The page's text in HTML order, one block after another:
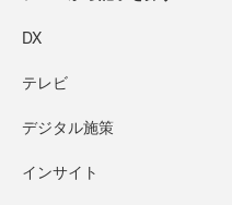
DX
テレビ
デジタル施策
インサイト